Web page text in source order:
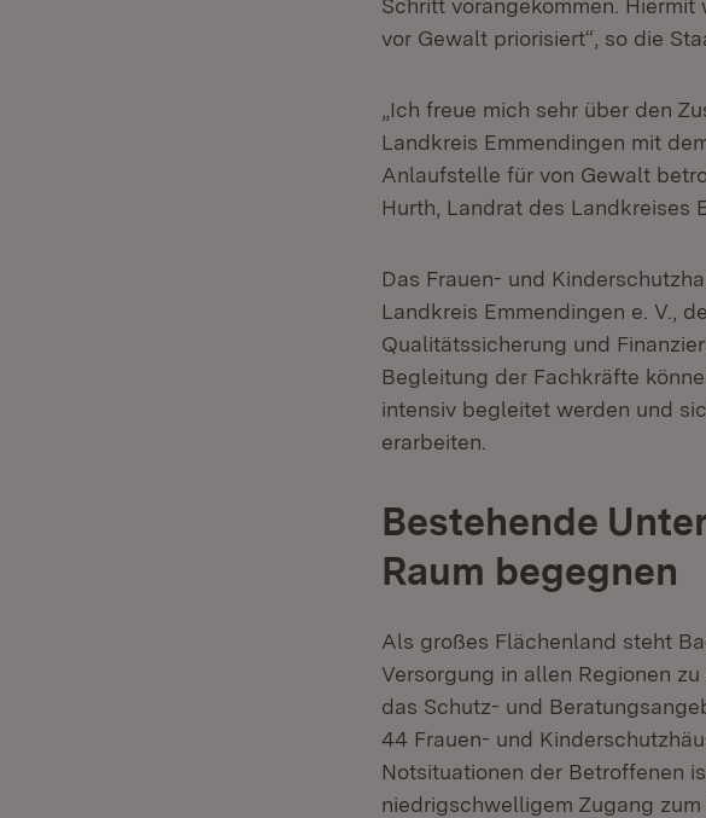
Schritt vorangekommen.
vor Gewalt priorisiert“, so die
„Ich freue mich sehr über den
Landkreis Emmendingen mit
Anlaufstelle für von Gewalt
Hurth, Landrat des Landkreises
Das Frauen- und
Landkreis Emmendingen e. V.,
Qualitätssicherung und
Begleitung der Fachkräfte
intensiv begleitet werden und
erarbeiten.
Bestehende
Raum begegnen
Als großes Flächenland steht
Versorgung in allen Regionen
das Schutz- und
44 Frauen- und
Notsituationen der Betroffenen
niedrigschwelligem Zugang